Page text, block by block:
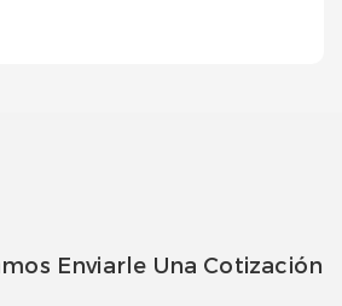
Enviarle Una Cotización